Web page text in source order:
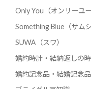
Only You（オンリーユー
Something Blue（サム
SUWA（スワ）
婚約時計・結納返しの
婚約記念品・結婚記念品